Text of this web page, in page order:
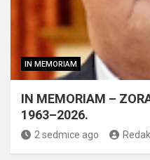
IN MEMORIAM
IN MEMORIAM –
1963–2026.
2 sedmice ago